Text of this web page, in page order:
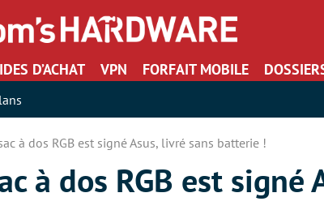
D’ACHAT VPN FORFAIT MOBILE
à dos RGB est signé Asus, livré sans batterie !
à dos RGB est signé